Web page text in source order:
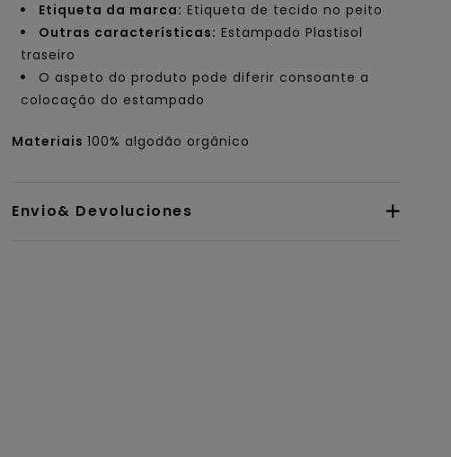
Etiqueta da marca: Etiqueta de tecido no peito
Outras características: Estampado Plastisol
traseiro
O aspeto do produto pode diferir consoante a
colocação do estampado
Materiais100% algodão orgânico
Envio& Devoluciones